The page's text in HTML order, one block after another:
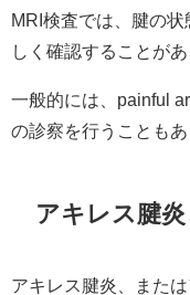
MRI検査では、腱の
しく確認することがあ
一般的には、painful
の診察を行うこともあ
アキレス腱
アキレス腱炎、また